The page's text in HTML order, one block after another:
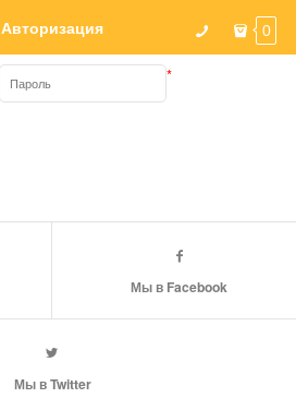
Авторизация 0
Мы в Facebook
Мы в Twitter